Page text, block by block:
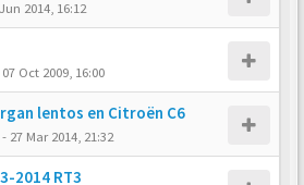
2014, 16:12
07 Oct 2009, 16:00
lentos en Citroën C6
- 27 Mar 2014, 21:32
2014 RT3